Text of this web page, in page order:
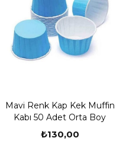
Mavi Renk Kap Kek Muffin
Kabı 50 Adet Orta Boy
₺130,00